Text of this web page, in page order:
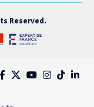
Reserved.